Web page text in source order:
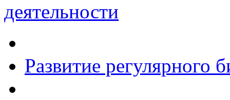
деятельности
Развитие регулярного